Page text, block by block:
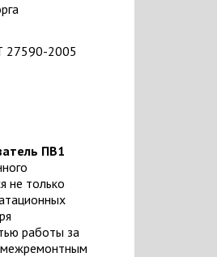
27590-2005
ПВ1
не только
работы за